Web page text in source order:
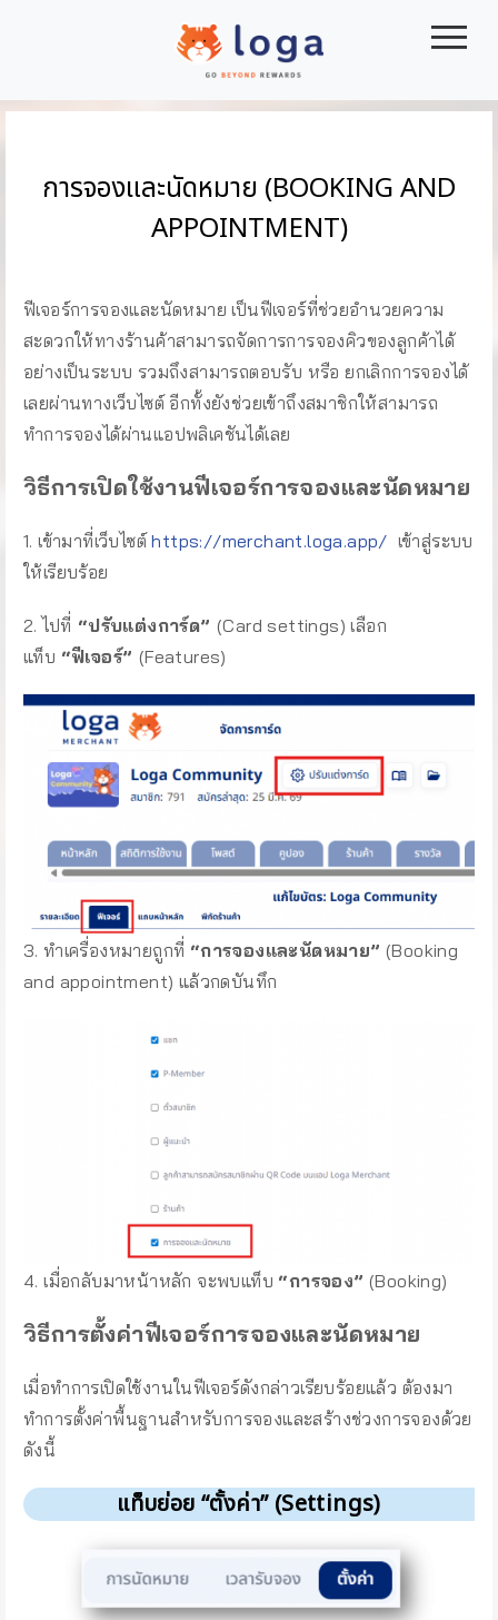
|||
การจองและนัดหมาย (BOOKING AND
APPOINTMENT)
ฟีเจอร์การจองและนัดหมาย เป็นฟีเจอร์ที่ช่วยอำนวยความ
สะดวกให้ทางร้านค้าสามารถจัดการการจองคิวของลูกค้าได้
อย่างเป็นระบบ รวมถึงสามารถตอบรับ หรือ ยกเลิกการจองได้
เลยผ่านทางเว็บไซต์ อีกทั้งยังช่วยเข้าถึงสมาชิกให้สามารถ
ทำการจองได้ผ่านแอปพลิเคชันได้เลย
วิธีการเปิดใช้งานฟีเจอร์การจองและนัดหมาย
1. เข้ามาที่เว็บไซต์https://merchant.loga.app/ เข้าสู่ระบบ
ให้เรียบร้อย
2. ไปที่ “ปรับแต่งการ์ด”(Card settings) เลือก
แท็บ “ฟีเจอร์” (Features)
3. ทำเครื่องหมายถูกที่ “การจองและนัดหมาย” (Booking
and appointment) แล้วกดบันทึก
4. เมื่อกลับมาหน้าหลัก จะพบแท็บ “การจอง” (Booking)
วิธีการตั้งค่าฟีเจอร์การจองและนัดหมาย
เมื่อทำการเปิดใช้งานในฟีเจอร์ดังกล่าวเรียบร้อยแล้ว ต้องมา
ทำการตั้งค่าพื้นฐานสำหรับการจองและสร้างช่วงการจองด้วย
ดังนี้
แท็บย่อย “ตั้งค่า” (Settings)